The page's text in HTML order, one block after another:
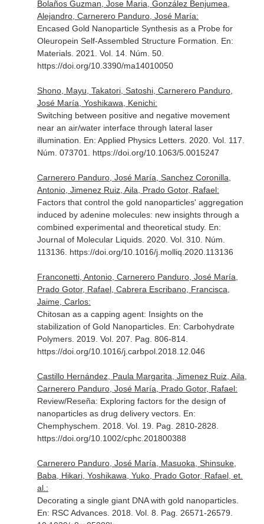
Bolaños Guzman, Jose Maria, González Benjumea,
Alejandro, Carnerero Panduro, José María:
Encased Gold Nanoparticle Synthesis as a Probe for
Oleuropein Self-Assembled Structure Formation. En:
Materials. 2021. Vol. 14. Núm. 50.
https://doi.org/10.3390/ma14010050
Shono, Mayu, Takatori, Satoshi, Carnerero Panduro,
José María, Yoshikawa, Kenichi:
Switching between positive and negative movement
near an air/water interface through lateral laser
illumination. En: Applied Physics Letters. 2020. Vol. 117.
Núm. 073701. https://doi.org/10.1063/5.0015247
Carnerero Panduro, José María, Sanchez Coronilla,
Antonio, Jimenez Ruiz, Aila, Prado Gotor, Rafael:
Factors that control the gold nanoparticles' aggregation
induced by adenine molecules: new insights through a
combined experimental and theoretical study. En:
Journal of Molecular Liquids. 2020. Vol. 310. Núm.
113136. https://doi.org/10.1016/j.molliq.2020.113136
Franconetti, Antonio, Carnerero Panduro, José María,
Prado Gotor, Rafael, Cabrera Escribano, Francisca,
Jaime, Carlos:
Chitosan as a capping agent: Insights on the
stabilization of Gold Nanoparticles. En: Carbohydrate
Polymers. 2019. Vol. 207. Pag. 806-814.
https://doi.org/10.1016/j.carbpol.2018.12.046
Castillo Hernández, Paula Margarita, Jimenez Ruiz, Aila,
Carnerero Panduro, José María, Prado Gotor, Rafael:
Review/Reseña: Exploring factors for the design of
nanoparticles as drug delivery vectors. En:
Chemphyschem . 2018. Vol. 19. Pag. 2810-2828.
https://doi.org/10.1002/cphc.201800388
Carnerero Panduro, José María, Masuoka, Shinsuke,
Baba, Hikari, Yoshikawa, Yuko, Prado Gotor, Rafael, et.
al.:
Decorating a single giant DNA with gold nanoparticles.
En: RSC Advances. 2018. Vol. 8. Pag. 26571-26579.